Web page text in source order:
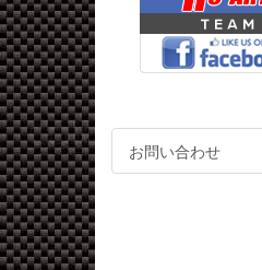
お問い合わせ